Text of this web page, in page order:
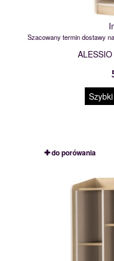
Szacowany termin dostawy
do porówania
120046